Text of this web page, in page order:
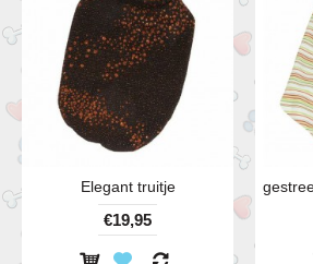
Elegant truitje
€19,95